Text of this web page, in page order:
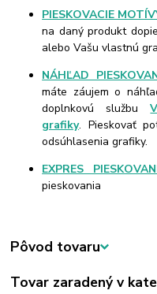
PIESKOVACIE
na daný produkt
alebo Vašu vlastnú
NÁHĽAD
máte záujem o
doplnkovú službu
grafiky. Pieskovať
odsúhlasenia grafiky.
EXPRES
pieskovania
Pôvod tovaru
Tovar zaradený v